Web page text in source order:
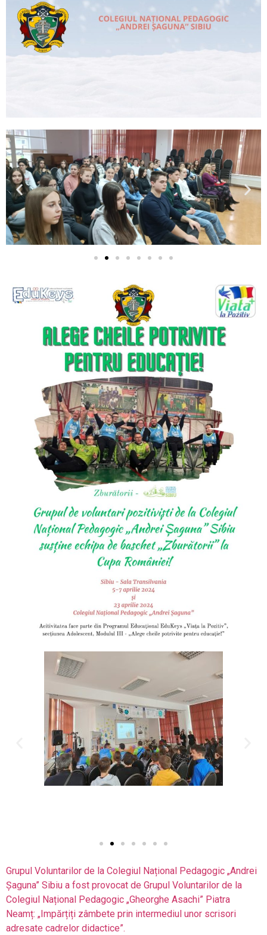
Grupul Voluntarilor de la Colegiul Național Pedagogic „Andrei
Șaguna” Sibiu a fost provocat de Grupul Voluntarilor de la
Colegiul Național Pedagogic „Gheorghe Asachi” Piatra
Neamț: „Impărțiți zâmbete prin intermediul unor scrisori
adresate cadrelor didactice”.